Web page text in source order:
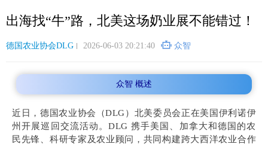
转
主
内
容
出海找“牛”路，北美这场奶业展不能错过！
德国农业协会DLG 2026-06-03 20:21:40 众智
众智 概述
近日，德国农业协会（DLG）北美委员会正在美国伊利诺伊
州开展巡回交流活动。DLG 携手美国、加拿大和德国的农
民先锋、科研专家及农业顾问，共同构建跨大西洋农业合作